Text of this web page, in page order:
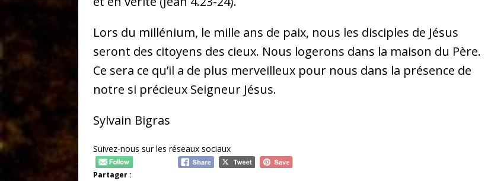
Lors du millénium, le mille ans de paix, nous les disciples de Jésus
seront des citoyens des cieux. Nous logerons dans la maison du Père.
Ce sera ce qu’il a de plus merveilleux pour nous dans la présence de
notre si précieux Seigneur Jésus.
Sylvain Bigras
Suivez-nous sur les réseaux sociaux
Partager :